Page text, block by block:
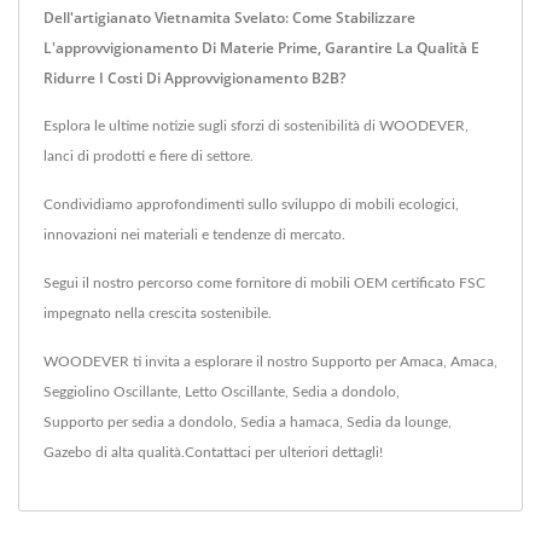
Dell'artigianato Vietnamita Svelato: Come Stabilizzare
L'approvvigionamento Di Materie Prime, Garantire La Qualità E
Ridurre I Costi Di Approvvigionamento B2B?
Esplora le ultime notizie sugli sforzi di sostenibilità di WOODEVER,
lanci di prodotti e fiere di settore.
Condividiamo approfondimenti sullo sviluppo di mobili ecologici,
innovazioni nei materiali e tendenze di mercato.
Segui il nostro percorso come fornitore di mobili OEM certificato FSC
impegnato nella crescita sostenibile.
WOODEVER ti invita a esplorare il nostro Supporto per Amaca Amaca
Seggiolino Oscillante Letto Oscillante Sedia a dondolo
Supporto per sedia a dondolo Sedia a hamaca Sedia da lounge
Gazebo di alta qualità. Contattaci per ulteriori dettagli!